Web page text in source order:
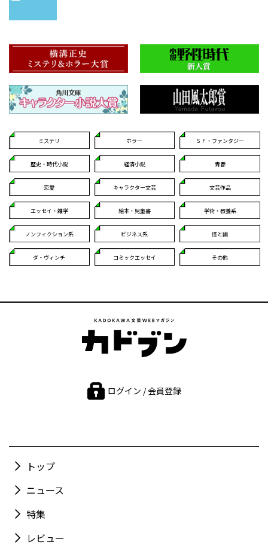
ミステリ ホラー ＳＦ・ファンタジー
歴史・時代小説 経済小説 青春
恋愛 キャラクター文芸 文芸作品
エッセイ・雑学 絵本・児童書 学術・教養系
ノンフィクション系 ビジネス系 怪と幽
ダ・ヴィンチ コミックエッセイ その他
ログイン / 会員登録
トップ
ニュース
特集
レビュー